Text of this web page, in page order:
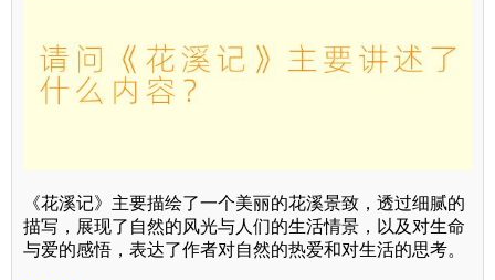
《花溪记》主要描绘了一个美丽的花溪景致，透过细腻的
描写，展现了自然的风光与人们的生活情景，以及对生命
与爱的感悟，表达了作者对自然的热爱和对生活的思考。